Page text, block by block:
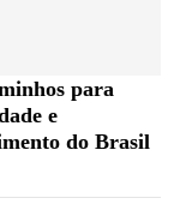
para
e
do Brasil